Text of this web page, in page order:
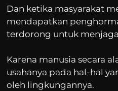
Dan ketika masyarakat
mendapatkan
terdorong untuk
Karena manusia secara
usahanya pada hal-hal
oleh lingkungannya.